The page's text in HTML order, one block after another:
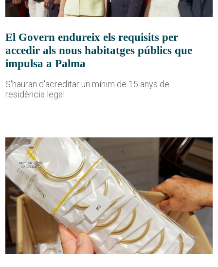
El Govern endureix els requisits per
accedir als nous habitatges públics que
impulsa a Palma
S'hauran d'acreditar un mínim de 15 anys de
residència legal